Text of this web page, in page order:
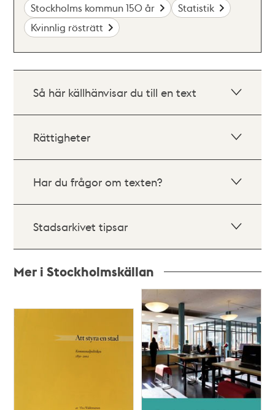
Stockholms kommun 150 år
Statistik
Kvinnlig rösträtt
Så här källhänvisar du till en text
Rättigheter
Har du frågor om texten?
Stadsarkivet tipsar
Mer i Stockholmskällan
poster